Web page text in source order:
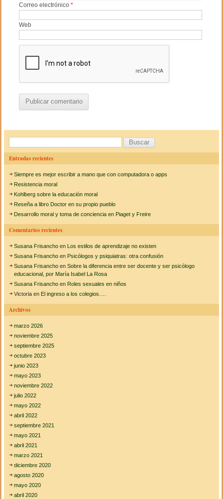
Correo electrónico*
Web
u
c
a
Entradas recientes
Siempre es mejor escribir a mano que con computadora o apps
Resistencia moral
Kohlberg sobre la educación moral
Reseña a libro Doctor en su propio pueblo
Desarrollo moral y toma de conciencia en Piaget y Freire
Comentarios recientes
Susana Frisancho enLos estilos de aprendizaje no existen
Susana Frisancho enPsicólogos y psiquiatras: otra confusión
Susana Frisancho enSobre la diferencia entre ser docente y ser psicólogo
educacional, por María Isabel La Rosa
Susana Frisancho enRoles sexuales en niños
Victoria enEl ingreso a los colegios….
Archivos
marzo 2026
noviembre 2025
septiembre 2025
octubre 2023
junio 2023
mayo 2023
noviembre 2022
julio 2022
mayo 2022
abril 2022
septiembre 2021
mayo 2021
abril 2021
marzo 2021
diciembre 2020
agosto 2020
mayo 2020
abril 2020